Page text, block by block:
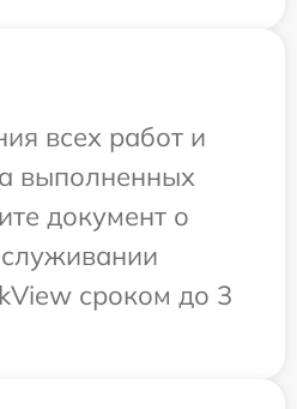
всех работ и
выполненных
документ о
сроком до 3